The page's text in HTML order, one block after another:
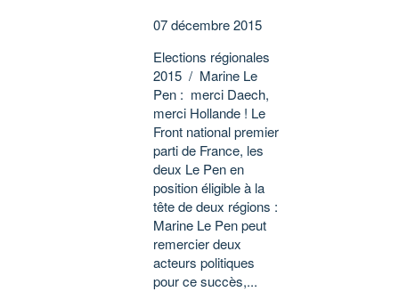
07 décembre 2015
Elections régionales
2015 / Marine Le
Pen : merci Daech,
merci Hollande ! Le
Front national premier
parti de France, les
deux Le Pen en
position éligible à la
tête de deux régions :
Marine Le Pen peut
remercier deux
acteurs politiques
pour ce succès,...